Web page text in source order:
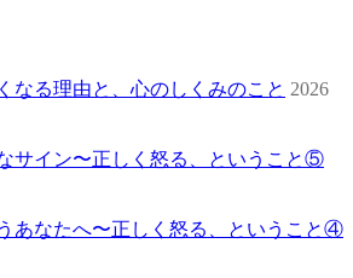
なる理由と、心のしくみのこと 2026
サイン〜正しく怒る、ということ⑤
あなたへ〜正しく怒る、ということ④